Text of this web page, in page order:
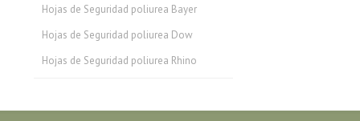
Hojas de Seguridad poliurea Bayer
Hojas de Seguridad poliurea Dow
Hojas de Seguridad poliurea Rhino